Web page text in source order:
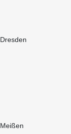
Dresden
Meißen